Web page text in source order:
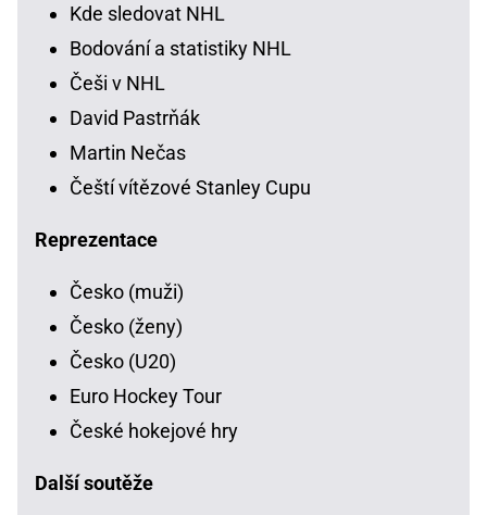
Kde sledovat NHL
Bodování a statistiky NHL
Češi v NHL
David Pastrňák
Martin Nečas
Čeští vítězové Stanley Cupu
Reprezentace
Česko (muži)
Česko (ženy)
Česko (U20)
Euro Hockey Tour
České hokejové hry
Další soutěže